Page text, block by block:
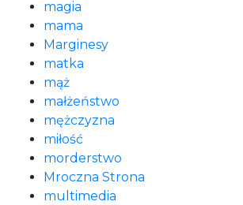
magia
mama
Marginesy
matka
mąż
małżeństwo
mężczyzna
miłość
morderstwo
Mroczna Strona
multimedia